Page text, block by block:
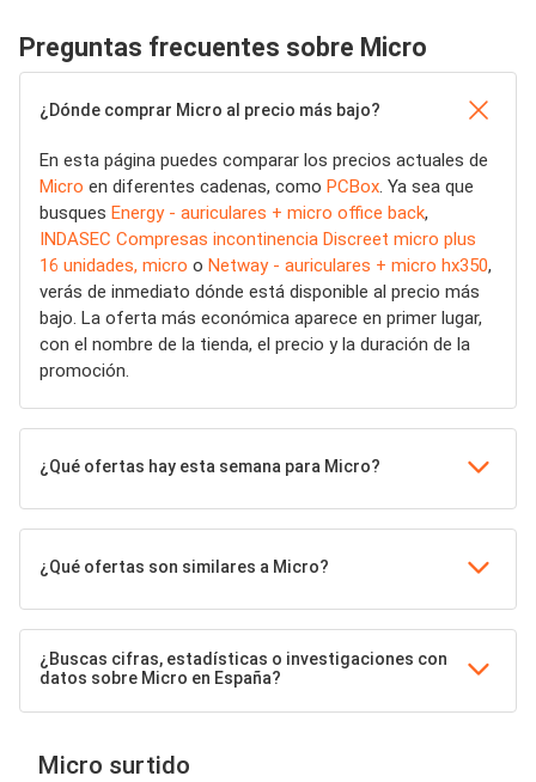
Preguntas frecuentes sobre Micro
¿Dónde comprar Micro al precio más bajo?
En esta página puedes comparar los precios actuales de
Micro en diferentes cadenas, como PCBox. Ya sea que
busques Energy - auriculares + micro office back,
INDASEC Compresas incontinencia Discreet micro plus
16 unidades, micro o Netway - auriculares + micro hx350,
verás de inmediato dónde está disponible al precio más
bajo. La oferta más económica aparece en primer lugar,
con el nombre de la tienda, el precio y la duración de la
promoción.
¿Qué ofertas hay esta semana para Micro?
¿Qué ofertas son similares a Micro?
¿Buscas cifras, estadísticas o investigaciones con
datos sobre Micro en España?
Micro surtido